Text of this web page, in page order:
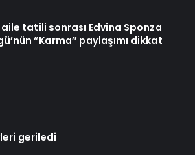
aile tatili sonrası Edvina Sponza
“Karma” paylaşımı dikkat
geriledi